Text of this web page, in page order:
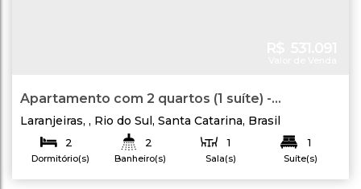
Apartamento com 2 quartos (1 suíte) -
Residencial Mandala - Bairro Laranjeiras - Rio do
Laranjeiras , Rio do Sul, Santa Catarina, Brasil
2
Dormitório(s)
2
Banheiro(s)
Privativo:64.96m²
1
Sala(s)
1
Suíte(s)
Total:81.38m²